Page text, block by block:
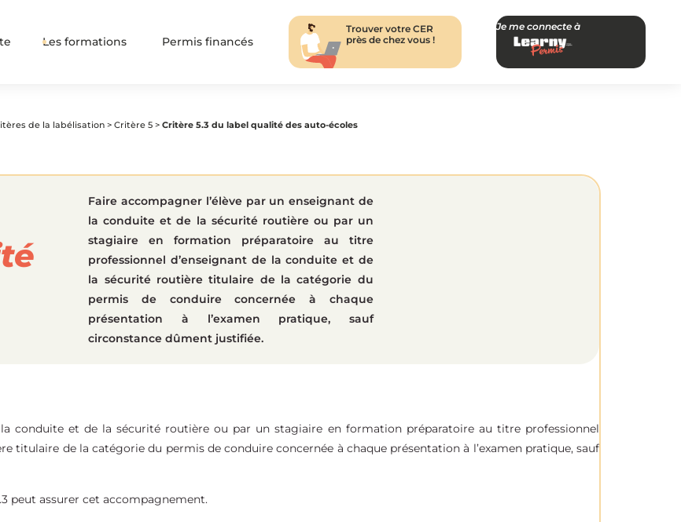
Les formations Permis financés
Trouver votre CER
près de chez vous !
Je me connecte à
de la labélisation > Critère 5 > Critère 5.3 du label qualité des auto-écoles
Faire accompagner l’élève par un enseignant de
la conduite et de la sécurité routière ou par un
stagiaire en formation préparatoire au titre
professionnel d’enseignant de la conduite et de
la sécurité routière titulaire de la catégorie du
permis de conduire concernée à chaque
présentation à l’examen pratique, sauf
circonstance dûment justifiée.
conduite et de la sécurité routière ou par un stagiaire en formation préparatoire au titre professionnel
titulaire de la catégorie du permis de conduire concernée à chaque présentation à l’examen pratique, sauf
peut assurer cet accompagnement.